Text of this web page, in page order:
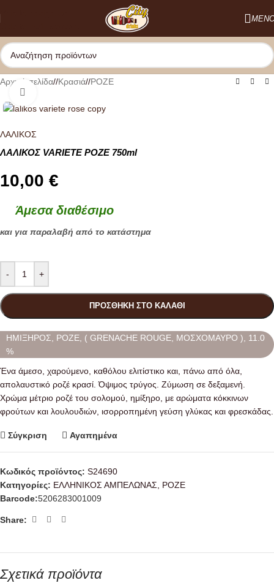
Αρχική σελίδα/ Κρασιά/ ΡΟΖΕ
ΛΑΛΙΚΟΣ
ΛΑΛΙΚΟΣ VARIETE ΡΟΖΕ 750ml
10,00 €
Άμεσα διαθέσιμο
και για παραλαβή από το κατάστημα
- +
ΠΡΟΣΘΉΚΗ ΣΤΟ ΚΑΛΆΘΙ
ΗΜΙΞΗΡΟΣ, ΡΟΖΕ, ( GRENACHE ROUGE, ΜΟΣΧΟΜΑΥΡΟ ), 11.0
%
Ένα άμεσο, χαρούμενο, καθόλου ελιτίστικο και, πάνω από όλα,
απολαυστικό ροζέ κρασί. Όψιμος τρύγος. Ζύμωση σε δεξαμενή.
Χρώμα μέτριο ροζέ του σολομού, ημίξηρο, με αρώματα κόκκινων
φρούτων και λουλουδιών, ισορροπημένη γεύση γλύκας και φρεσκάδας.
Σύγκριση Αγαπημένα
Κωδικός προϊόντος: S24690
Κατηγορίες: ΕΛΛΗΝΙΚΟΣ ΑΜΠΕΛΩΝΑΣ, ΡΟΖΕ
Barcode:5206283001009
Share:
Σχετικά προϊόντα